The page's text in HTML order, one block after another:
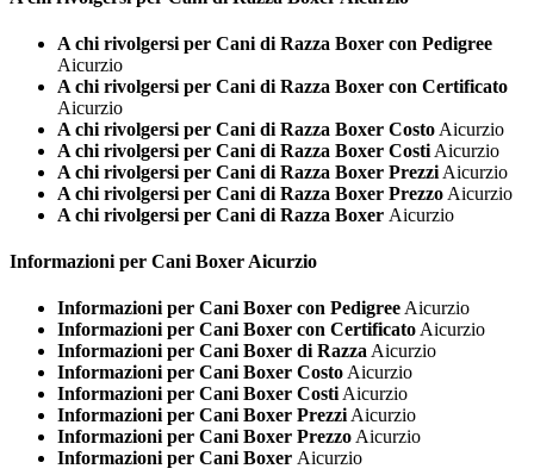
A chi rivolgersi per Cani di Razza Boxer con Pedigree
Aicurzio
A chi rivolgersi per Cani di Razza Boxer con Certificato
Aicurzio
A chi rivolgersi per Cani di Razza Boxer Costo Aicurzio
A chi rivolgersi per Cani di Razza Boxer Costi Aicurzio
A chi rivolgersi per Cani di Razza Boxer Prezzi Aicurzio
A chi rivolgersi per Cani di Razza Boxer Prezzo Aicurzio
A chi rivolgersi per Cani di Razza Boxer Aicurzio
Informazioni per Cani Boxer Aicurzio
Informazioni per Cani Boxer con PedigreeAicurzio
Informazioni per Cani Boxer con CertificatoAicurzio
Informazioni per Cani Boxer di RazzaAicurzio
Informazioni per Cani Boxer CostoAicurzio
Informazioni per Cani Boxer CostiAicurzio
Informazioni per Cani Boxer PrezziAicurzio
Informazioni per Cani Boxer PrezzoAicurzio
Informazioni per Cani Boxer Aicurzio